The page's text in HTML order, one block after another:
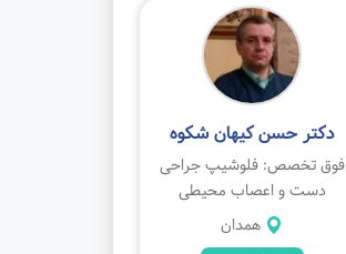
دکتر حسن کیهان شکوه
فوق تخصص: فلوشیپ جراحی
دست و اعصاب محیطی
همدان